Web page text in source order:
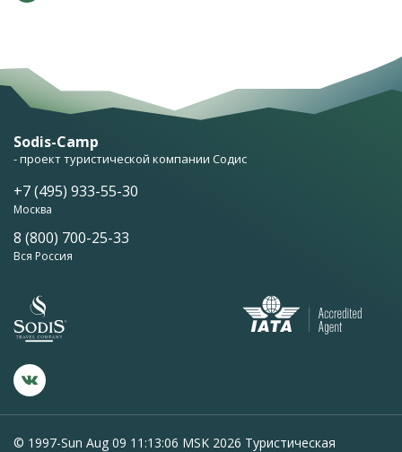
Sodis-Camp
- проект туристической компании Содис
+7 (495) 933-55-30
Москва
8 (800) 700-25-33
Вся Россия
© 1997-Sun Aug 09 11:13:06 MSK 2026 Туристическая